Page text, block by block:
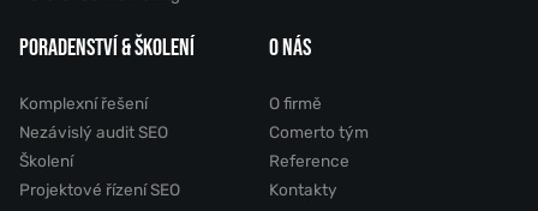
PORADENSTVÍ & ŠKOLENÍ
Komplexní řešení
Nezávislý audit SEO
Školení
Projektové řízení SEO
O NÁS
O firmě
Comerto tým
Reference
Kontakty